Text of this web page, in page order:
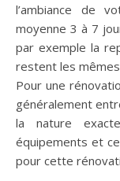
l’ambiance de
moyenne 3 à 7
par exemple la
restent les
Pour une
généralement
la nature
équipements et
pour cette